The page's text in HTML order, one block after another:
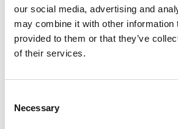
our social media, advertising and
may combine it with other information
provided to them or that they’ve
of their services.
Selection
Necessary